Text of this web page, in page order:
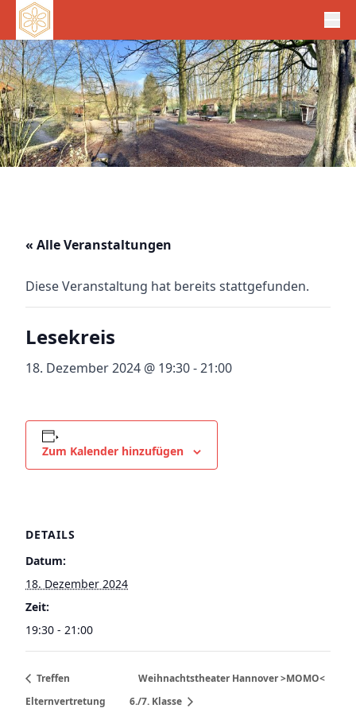
« Alle Veranstaltungen
Diese Veranstaltung hat bereits stattgefunden.
Lesekreis
18. Dezember 2024 @ 19:30-21:00
Zum Kalender hinzufügen
DETAILS
Datum:
18. Dezember 2024
Zeit:
19:30 - 21:00
Treffen
Elternvertretung
Weihnachtstheater Hannover >MOMO<
6./7. Klasse